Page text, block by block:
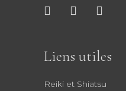
Liens utiles
Reiki et Shiatsu